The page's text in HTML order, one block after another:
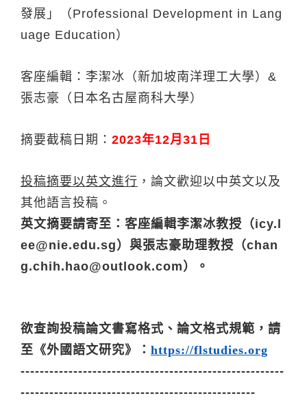
發展」（Professional Development in Lang
uage Education）
客座編輯：李潔冰（新加坡南洋理工大學）&
張志豪（日本名古屋商科大學）
摘要截稿日期： 2023年12月31日
投稿摘要以英文進行 ，論文歡迎以中英文以及
其他語言投稿。
英文摘要請寄至：客座編輯李潔冰教授（icy.l
ee@nie.edu.sg）與張志豪助理教授（chan
g.chih.hao@outlook.com）。
欲查詢投稿論文書寫格式、論文格式規範，請
至《外國語文研究》： https://flstudies.org
-------------------------------------------------------
-------------------------------------------------